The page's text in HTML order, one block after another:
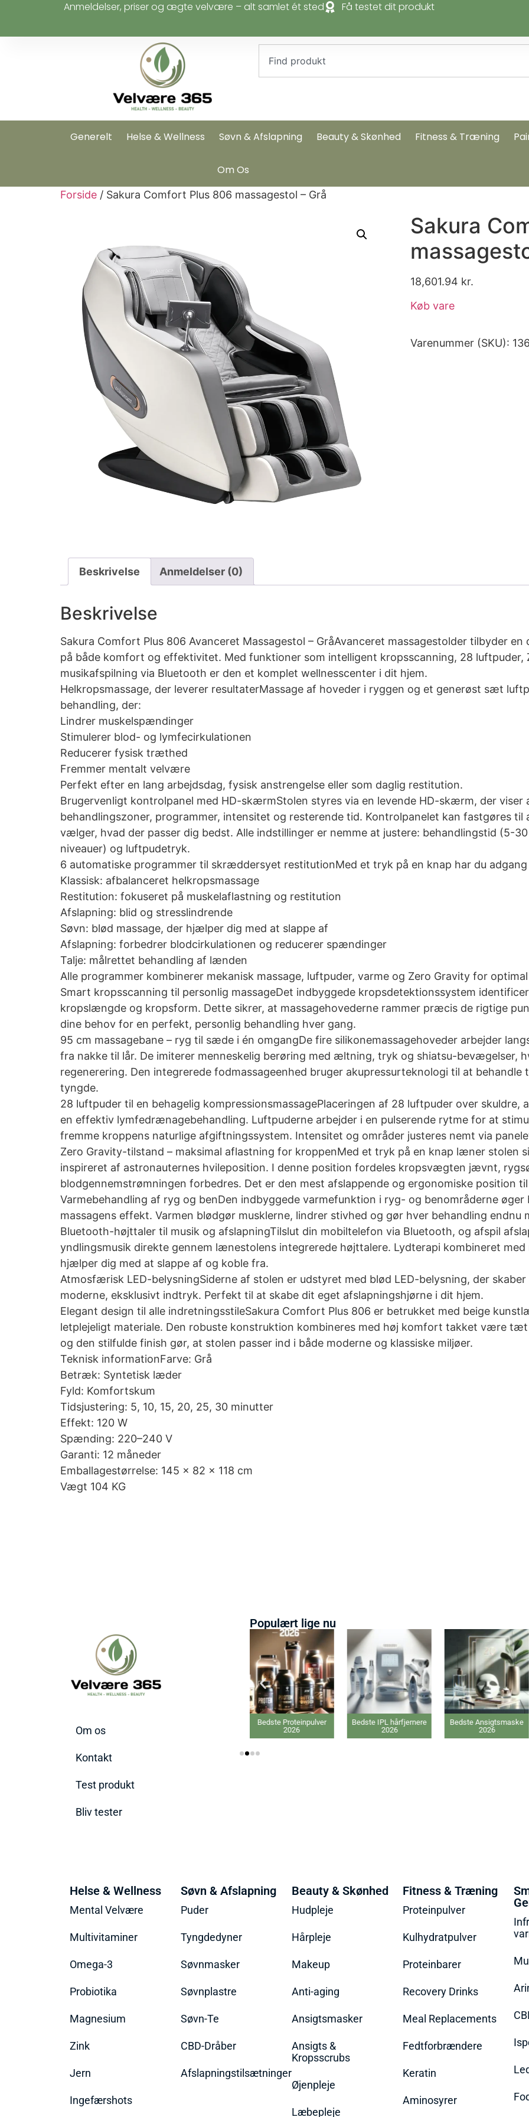
Anmeldelser, priser og ægte velvære – alt samlet ét sted Få testet dit produkt
Generelt Helse & Wellness Søvn & Afslapning Beauty & Skønhed Fitness & Træning
Om Os
Forside / Sakura Comfort Plus 806 massagestol – Grå
Sakura
18,601.94 kr.
Køb vare
Varenummer (SKU):
Beskrivelse Anmeldelser (0)
Beskrivelse
Sakura Comfort Plus 806 Avanceret Massagestol – GråAvanceret massagestolder tilbyder
på både komfort og effektivitet. Med funktioner som intelligent kropsscanning, 28 luftpuder,
musikafspilning via Bluetooth er den et komplet wellnesscenter i dit hjem.
Helkropsmassage, der leverer resultaterMassage af hoveder i ryggen og et generøst sæt
behandling, der:
Lindrer muskelspændinger
Stimulerer blod- og lymfecirkulationen
Reducerer fysisk træthed
Fremmer mentalt velvære
Perfekt efter en lang arbejdsdag, fysisk anstrengelse eller som daglig restitution.
Brugervenligt kontrolpanel med HD-skærmStolen styres via en levende HD-skærm, der viser
behandlingszoner, programmer, intensitet og resterende tid. Kontrolpanelet kan fastgøres til
vælger, hvad der passer dig bedst. Alle indstillinger er nemme at justere: behandlingstid (5-
niveauer) og luftpudetryk.
6 automatiske programmer til skræddersyet restitutionMed et tryk på en knap har du
Klassisk: afbalanceret helkropsmassage
Restitution: fokuseret på muskelaflastning og restitution
Afslapning: blid og stresslindrende
Søvn: blød massage, der hjælper dig med at slappe af
Afslapning: forbedrer blodcirkulationen og reducerer spændinger
Talje: målrettet behandling af lænden
Alle programmer kombinerer mekanisk massage, luftpuder, varme og Zero Gravity for
Smart kropsscanning til personlig massageDet indbyggede kropsdetektionssystem
kropslængde og kropsform. Dette sikrer, at massagehovederne rammer præcis de rigtige
dine behov for en perfekt, personlig behandling hver gang.
95 cm massagebane – ryg til sæde i én omgangDe fire silikonemassagehoveder arbejder
fra nakke til lår. De imiterer menneskelig berøring med æltning, tryk og shiatsu-bevægelser,
regenerering. Den integrerede fodmassageenhed bruger akupressurteknologi til at
tyngde.
28 luftpuder til en behagelig kompressionsmassagePlaceringen af 28 luftpuder over
en effektiv lymfedrænagebehandling. Luftpuderne arbejder i en pulserende rytme for at
fremme kroppens naturlige afgiftningssystem. Intensitet og områder justeres nemt via
Zero Gravity-tilstand – maksimal aflastning for kroppenMed et tryk på en knap læner stolen
inspireret af astronauternes hvileposition. I denne position fordeles kropsvægten jævnt,
blodgennemstrømningen forbedres. Det er den mest afslappende og ergonomiske position til
Varmebehandling af ryg og benDen indbyggede varmefunktion i ryg- og benområderne
massagens effekt. Varmen blødgør musklerne, lindrer stivhed og gør hver behandling endnu
Bluetooth-højttaler til musik og afslapningTilslut din mobiltelefon via Bluetooth, og afspil
yndlingsmusik direkte gennem lænestolens integrerede højttalere. Lydterapi kombineret med
hjælper dig med at slappe af og koble fra.
Atmosfærisk LED-belysningSiderne af stolen er udstyret med blød LED-belysning, der
moderne, eksklusivt indtryk. Perfekt til at skabe dit eget afslapningshjørne i dit hjem.
Elegant design til alle indretningsstileSakura Comfort Plus 806 er betrukket med beige
letplejeligt materiale. Den robuste konstruktion kombineres med høj komfort takket være
og den stilfulde finish gør, at stolen passer ind i både moderne og klassiske miljøer.
Teknisk informationFarve: Grå
Betræk: Syntetisk læder
Fyld: Komfortskum
Tidsjustering: 5, 10, 15, 20, 25, 30 minutter
Effekt: 120 W
Spænding: 220–240 V
Garanti: 12 måneder
Emballagestørrelse: 145 × 82 × 118 cm
Vægt 104 KG
Om os
Kontakt
Test produkt
Bliv tester
Populært lige nu
Bedste Proteinpulver
2026
Bedste IPL hårfjernere
2026
Bedste Ansigtsmaske
2026
Helse & Wellness
Mental Velvære
Multivitaminer
Omega-3
Probiotika
Magnesium
Zink
Jern
Ingefærshots
Søvn & Afslapning
Puder
Tyngdedyner
Søvnmasker
Søvnplastre
Søvn-Te
CBD-Dråber
Afslapningstilsætninger
Beauty & Skønhed
Hudpleje
Hårpleje
Makeup
Anti-aging
Ansigtsmasker
Ansigts &
Kropsscrubs
Øjenpleje
Læbepleje
Fitness & Træning
Proteinpulver
Kulhydratpulver
Proteinbarer
Recovery Drinks
Meal Replacements
Fedtforbrændere
Keratin
Aminosyrer